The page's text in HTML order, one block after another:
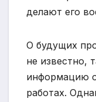
делают его
О будущих
не известно,
информацию
работах.